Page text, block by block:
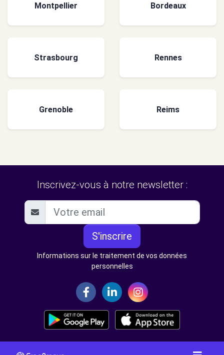
Montpellier Bordeaux
Strasbourg Rennes
Grenoble Reims
Inscrivez-vous à notre newsletter :
S'inscrire
Informations sur le traitement de vos données
personnelles